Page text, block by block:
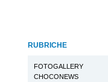
RUBRICHE
FOTOGALLERY
CHOCONEWS